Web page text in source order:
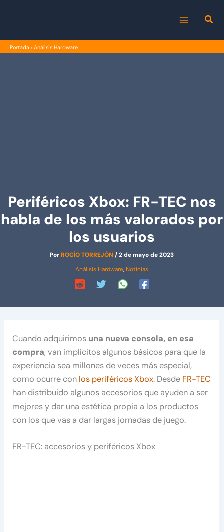
MENU
Portada › Análisis Hardware
Periféricos Xbox: FR-TEC nos
habla de los más valorados por
los usuarios
PorROCÍO TORREJÓN /2 de mayo de 2023
Análisis Hardware, Noticias
Cuando adquirimos una nueva consola, en esa
compra, van implícitos algunos básicos para que la
experiencia sea millones de veces más especial,
como ocurre con los periféricos Xbox. Desde FR-TEC
han distribuido algunos accesorios que ayuden a ser
mejores y dar una estética propia a los productos
con los que vas a dar largas jornadas de juego.
FR-TEC: accesorios y periféricos Xbox